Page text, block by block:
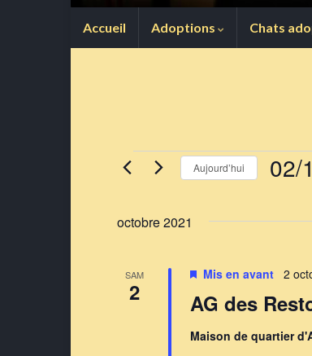
Accueil Adoptions Chats
Évènements
Aujourd’hui 02/
octobre 2021
SAM
2 AG des
Mis en avant 2
Maison de quartier